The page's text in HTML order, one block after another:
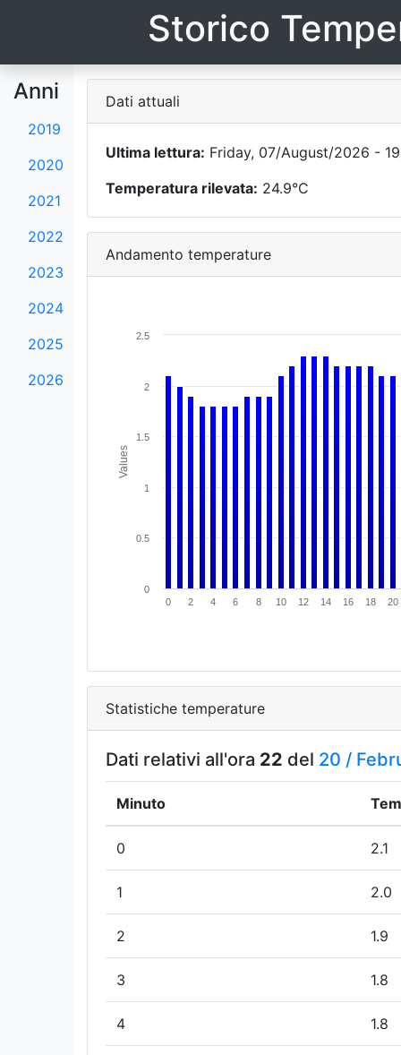
Storico
Anni
2019
2020
2021
2022
2023
2024
2025
2026
Dati attuali
Ultima lettura: Friday, 07/August/2026 -
Temperatura rilevata: 24.9°C
Andamento temperature
Values
0 2 4 6 8 10 12 14 16 18 20
0
0.5
1
1.5
2
2.5
Statistiche temperature
Dati relativi all'ora 22 del 20 /
Minuto
0 2.1
1 2.0
2 1.9
3 1.8
4 1.8